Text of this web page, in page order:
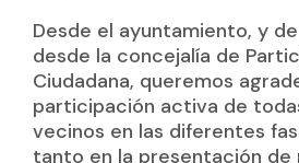
Desde el ayuntamiento, y
desde la concejalía de
Ciudadana, queremos
participación activa de
vecinos en las diferentes
tanto en la presentación de